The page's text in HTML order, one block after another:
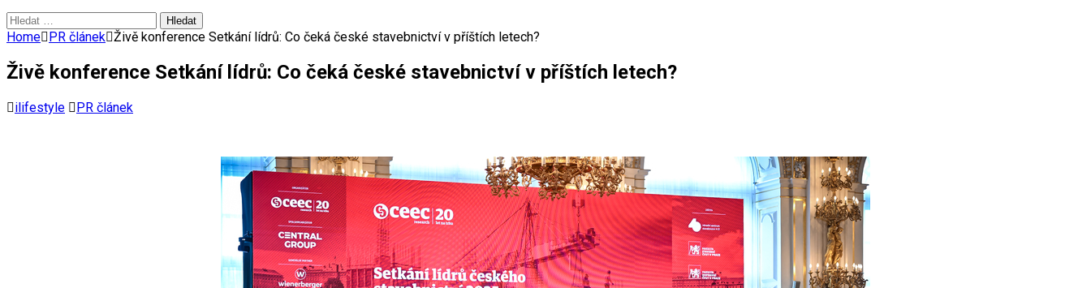
Vyhledávání
Home PR článek Živě konference Setkání lídrů: Co čeká české stavebnictví v příštích letech?
Živě konference Setkání lídrů: Co čeká české stavebnictví v příštích letech?
ilifestyle PR článek